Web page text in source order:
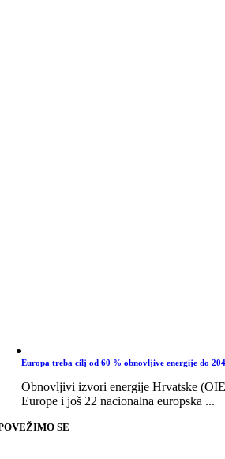
Europa treba cilj od 60 % obnovljive energije do
Obnovljivi izvori energije Hrvatske
Europe i još 22 nacionalna europska ...
SE